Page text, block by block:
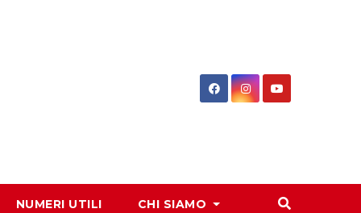
NUMERI UTILI CHI SIAMO